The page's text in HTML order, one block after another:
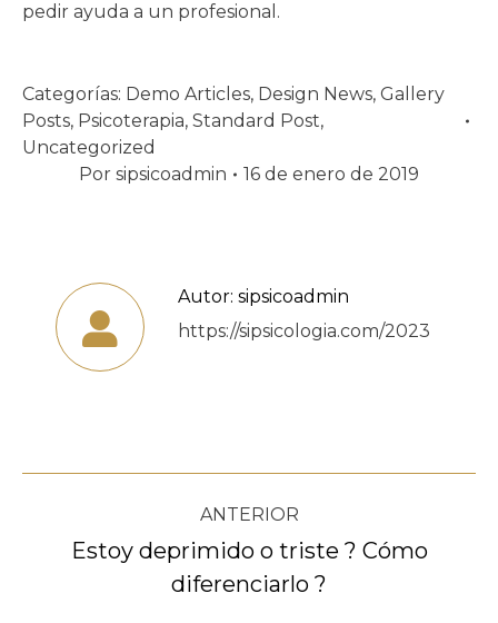
pedir ayuda a un profesional.
Categorías: Demo Articles, Design News, Gallery
Posts, Psicoterapia, Standard Post,
Uncategorized
Por sipsicoadmin 16 de enero de 2019
Autor: sipsicoadmin
https://sipsicologia.com/2023
Navegación
entre
publicaciones
ANTERIOR
Publicación
anterior:
Estoy deprimido o triste ? Cómo
diferenciarlo ?